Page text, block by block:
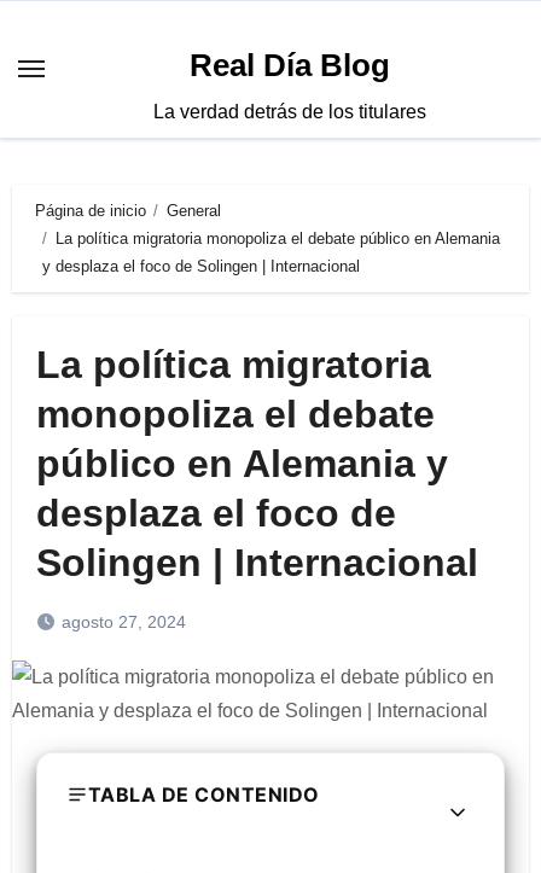
contenido
Real Día Blog
La verdad detrás de los titulares
Página de inicio
General
La política migratoria monopoliza el debate público en Alemania
y desplaza el foco de Solingen | Internacional
La política migratoria
monopoliza el debate
público en Alemania y
desplaza el foco de
Solingen | Internacional
agosto 27, 2024
TABLA DE CONTENIDO